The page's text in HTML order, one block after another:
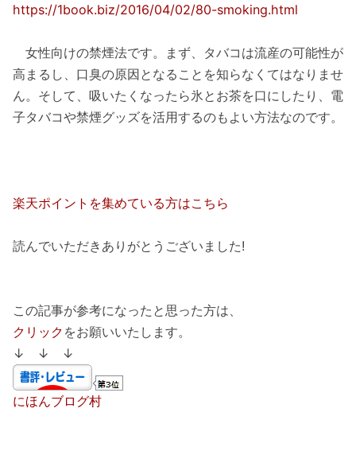
https://1book.biz/2016/04/02/80-smoking.html
女性向けの禁煙法です。まず、タバコは流産の可能性が
高まるし、口臭の原因となることを知らなくてはなりませ
ん。そして、吸いたくなったら氷とお茶を口にしたり、電
子タバコや禁煙グッズを活用するのもよい方法なのです。
楽天ポイントを集めている方はこちら
読んでいただきありがとうございました!
この記事が参考になったと思った方は、
クリック をお願いいたします。
↓ ↓ ↓
にほんブログ村